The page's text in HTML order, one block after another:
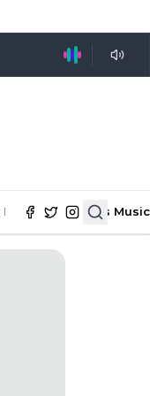
Ekonomi & Bisnis Music